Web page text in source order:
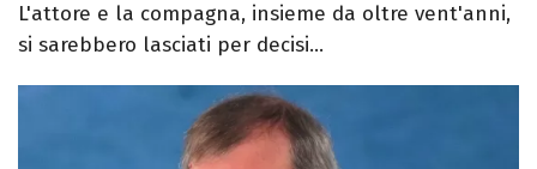
L'attore e la compagna, insieme da oltre vent'anni,
si sarebbero lasciati per decisi...